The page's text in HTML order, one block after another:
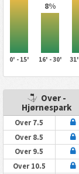
8%
0' - 15' 16' - 30'
Over -
Hjørnespark
Over 7.5
Over 8.5
Over 9.5
Over 10.5